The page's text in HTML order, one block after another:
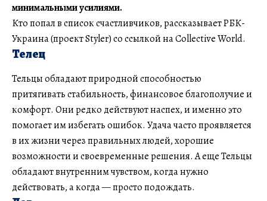
минимальными усилиями.
Кто попал в список счастливчиков, рассказывает РБК-
Украина (проект Styler) со ссылкой на Collective World.
Телец
Тельцы обладают природной способностью
притягивать стабильность, финансовое благополучие и
комфорт. Они редко действуют наспех, и именно это
помогает им избегать ошибок. Удача часто проявляется
в их жизни через правильных людей, хорошие
возможности и своевременные решения. А еще Тельцы
обладают внутренним чувством, когда нужно
действовать, а когда — просто подождать.